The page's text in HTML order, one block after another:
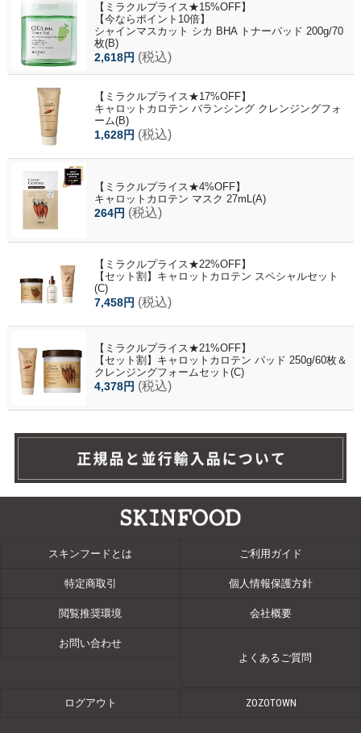
【ミラクルプライス★15%OFF】
【今ならポイント10倍】
シャインマスカット シカ BHA トナーパッド 200g/70
枚(B)
2,618円 (税込)
【ミラクルプライス★17%OFF】
キャロットカロテン バランシング クレンジングフォ
ーム(B)
1,628円 (税込)
【ミラクルプライス★4%OFF】
キャロットカロテン マスク 27mL(A)
264円 (税込)
【ミラクルプライス★22%OFF】
【セット割】キャロットカロテン スペシャルセット
(C)
7,458円 (税込)
【ミラクルプライス★21%OFF】
【セット割】キャロットカロテン パッド 250g/60枚＆
クレンジングフォームセット(C)
4,378円 (税込)
スキンフードとは ご利用ガイド
特定商取引 個人情報保護方針
閲覧推奨環境 会社概要
お問い合わせ
よくあるご質問
ログアウト ZOZOTOWN